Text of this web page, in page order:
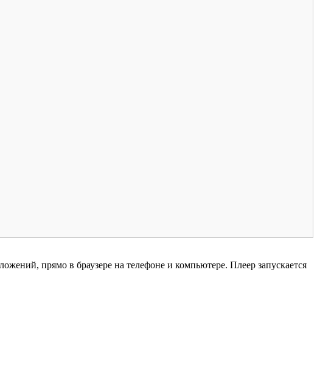
прямо в браузере на телефоне и компьютере. Плеер запускается